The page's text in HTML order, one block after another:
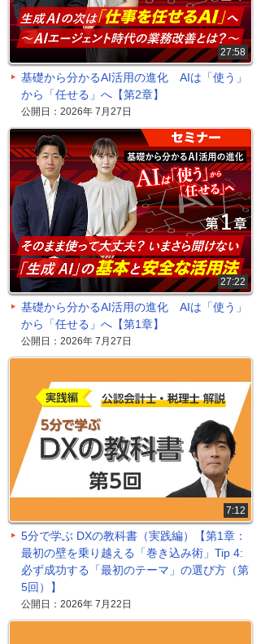
27:58
基礎から分かるAI活用の進化 AIは「使う」
から「任せる」へ【第2章】
公開日：2026年 7月27日
27:22
基礎から分かるAI活用の進化 AIは「使う」
から「任せる」へ【第1章】
公開日：2026年 7月27日
7:12
5分で学ぶ DXの教科書（実践編）【第1章：
最初の壁を乗り越える「巻き込み術」Tip 4:
必ず成功する「最初のテーマ」の選び方（第
5回）】
公開日：2026年 7月22日